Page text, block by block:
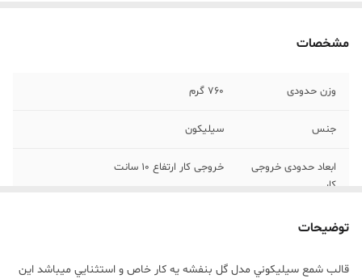
مشخصات
وزن حدودی 760 گرم
جنس سیلیکون
ابعاد حدودی خروجی
کار
خروجی کار ارتفاع 10 سانت
توضیحات جنس
توضیحات
قالب شمع سيليکوني مدل گل بنفشه يه کار خاص و استثنايي ميباشد اين